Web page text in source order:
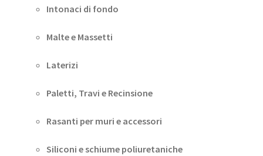
Intonaci di fondo
Malte e Massetti
Laterizi
Paletti, Travi e Recinsione
Rasanti per muri e accessori
Siliconi e schiume poliuretaniche